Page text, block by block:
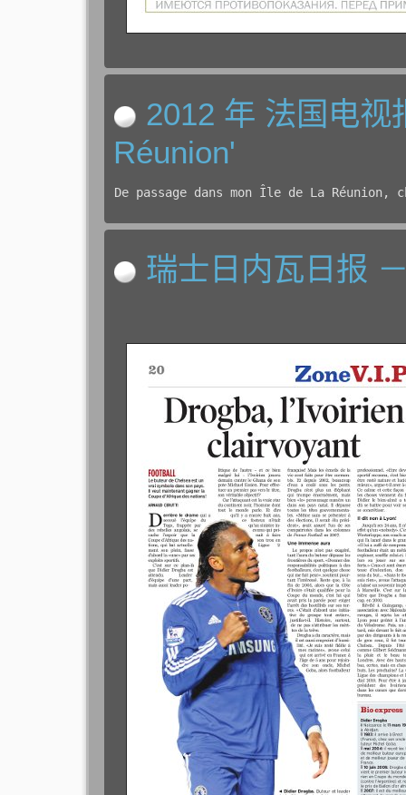
2012 年 法国电视
Réunion'
De passage dans mon Île de La
瑞士日内瓦日报